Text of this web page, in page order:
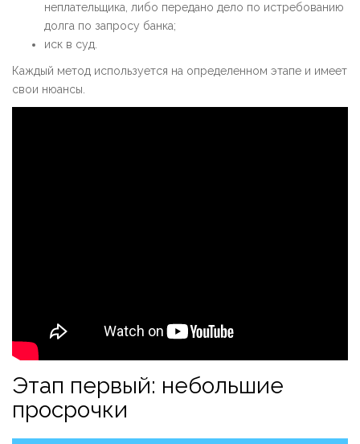
неплательщика, либо передано дело по истребованию
долга по запросу банка;
иск в суд.
Каждый метод используется на определенном этапе и имеет
свои нюансы.
Этап первый: небольшие
просрочки